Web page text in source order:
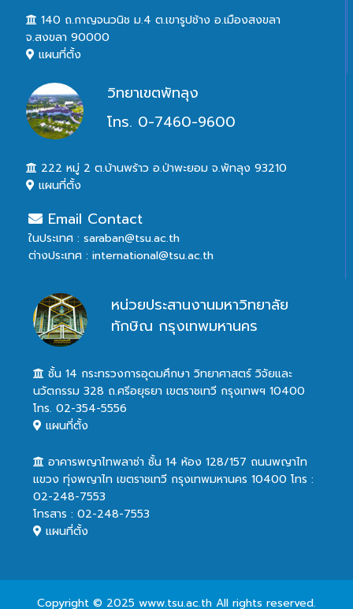
140 ถ.กาญจนวนิช ม.4 ต.เขารูปช้าง อ.เมืองสงขลา
จ.สงขลา 90000
แผนที่ตั้ง
วิทยาเขตพัทลุง
โทร. 0-7460-9600
222 หมู่ 2 ต.บ้านพร้าว อ.ป่าพะยอม จ.พัทลุง 93210
แผนที่ตั้ง
Email Contact
ในประเทศ : saraban@tsu.ac.th
ต่างประเทศ : international@tsu.ac.th
หน่วยประสานงานมหาวิทยาลัย
ทักษิณ กรุงเทพมหานคร
ชั้น 14 กระทรวงการอุดมศึกษา วิทยาศาสตร์ วิจัยและ
นวัตกรรม 328 ถ.ศรีอยุธยา เขตราชเทวี กรุงเทพฯ 10400
โทร. 02-354-5556
แผนที่ตั้ง
อาคารพญาไทพลาซ่า ชั้น 14 ห้อง 128/157 ถนนพญาไท
แขวง ทุ่งพญาไท เขตราชเทวี กรุงเทพมหานคร 10400 โทร :
02-248-7553
โทรสาร : 02-248-7553
แผนที่ตั้ง
Copyright © 2025 www.tsu.ac.th All rights reserved.